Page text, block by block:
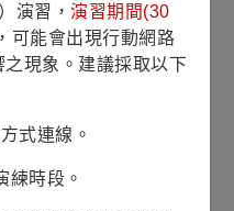
對於基礎建設資產的定
框架來確保我們投資公
約支持，這兩種框架提
演習，演習期間(30
可能會出現行動網路
現象。建議採取以下
式連線。
練時段。